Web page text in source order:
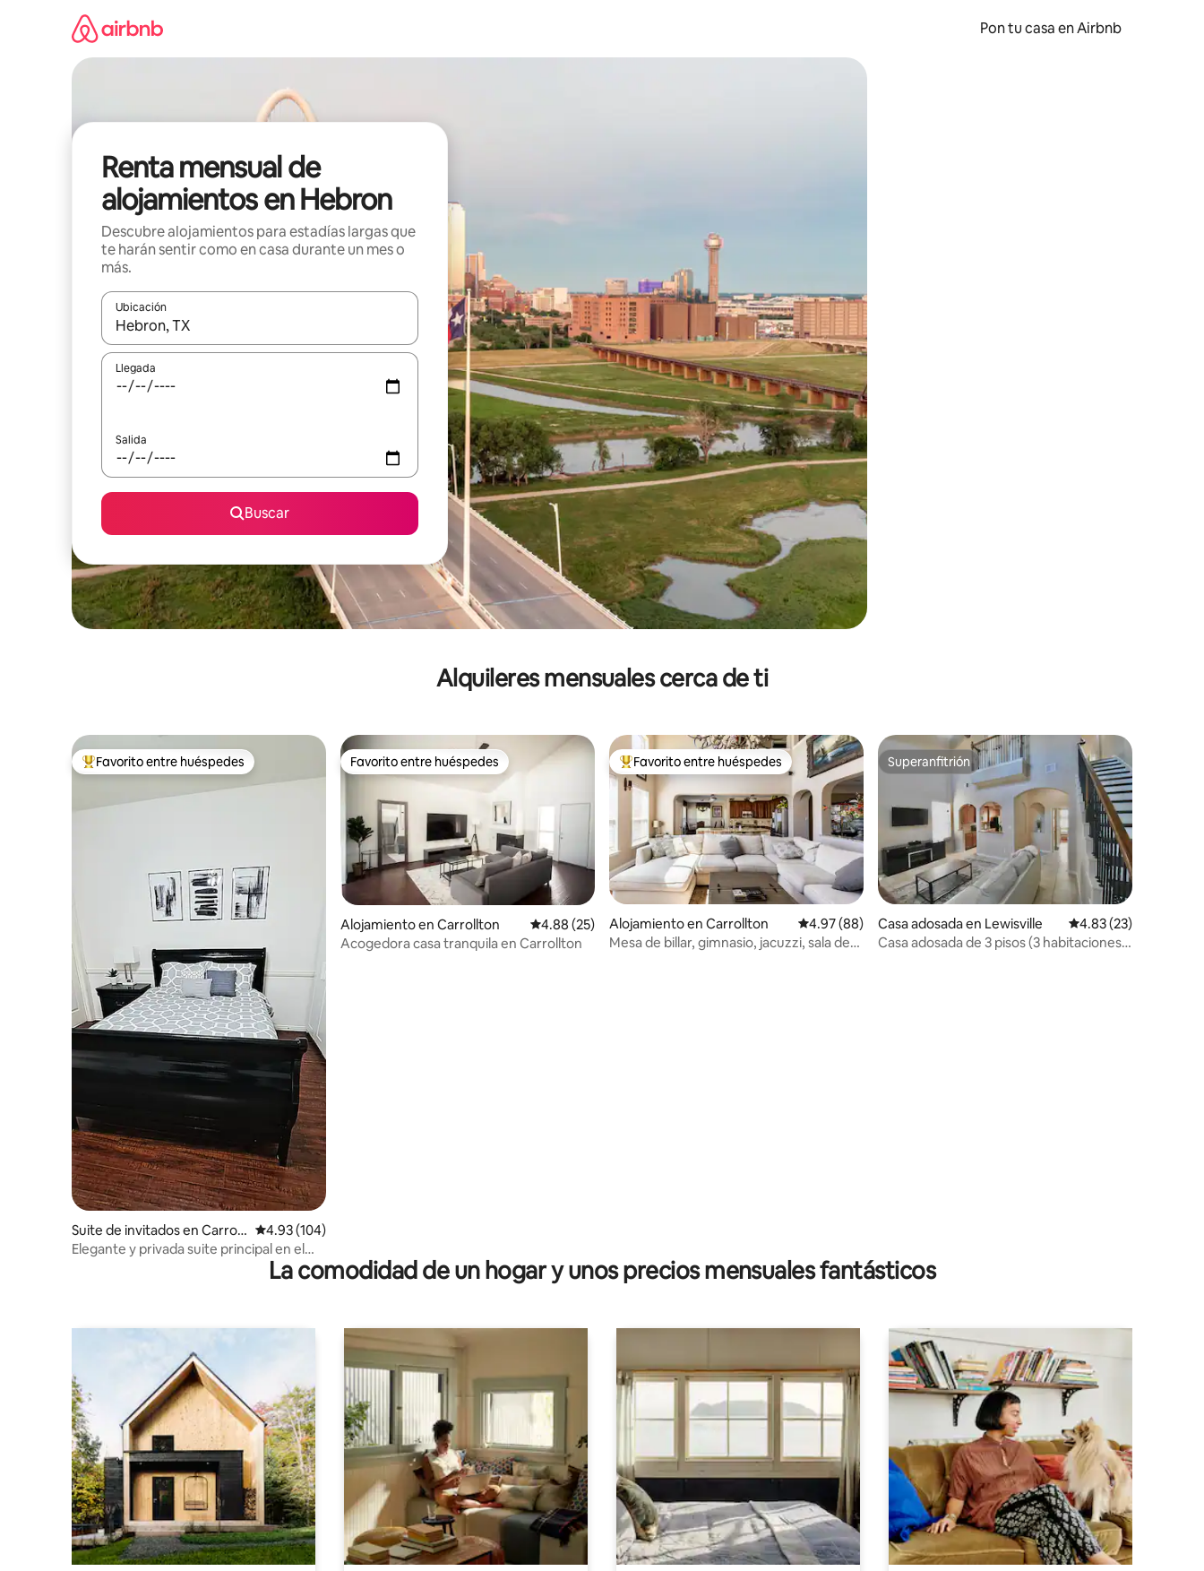
Pon tu casa en Airbnb
Renta mensual de
alojamientos en Hebron
Descubre alojamientos para estadías largas que
te harán sentir como en casa durante un mes o
más.
Ubicación
Cuando los resultados estén disponibles, navega con las teclas de flecha hacia arriba y hacia abajo o explora con el tacto o desliza el dedo.
Llegada
Salida
Buscar
Alquileres mensuales cerca de ti
Favorito entre huéspedes preferido
Favorito entre huéspedes
Suite de invitados en Carrollt
on
Calificación promedio: 4.93 de 5, 104 reseñas
4.93 (104)
Elegante y privada suite principal en el
Favorito entre huéspedes
Favorito entre huéspedes
Alojamiento en Carrollton Calificación promedio: 4.88 de 5, 25 reseñas
4.88 (25)
Acogedora casa tranquila en Carrollton
Favorito entre huéspedes preferido
Favorito entre huéspedes
Alojamiento en Carrollton Calificación promedio: 4.97 de 5, 88 reseñas
4.97 (88)
Mesa de billar, gimnasio, jacuzzi, sala de
Superanfitrión
Superanfitrión
Casa adosada en Lewisville Calificación
4.83 (23)
Casa adosada de 3 pisos (3 habitaciones,
La comodidad de un hogar y unos precios mensuales fantásticos